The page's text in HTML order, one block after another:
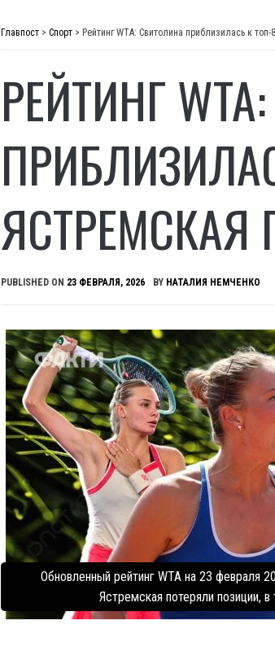
Главпост > Спорт > Рейтинг WTA: Свитолина приблизилась к
РЕЙТИНГ
ЯСТРЕМСКАЯ
PUBLISHED ON 23 ФЕВРАЛЯ, 2026 BY НАТАЛИЯ НЕМЧЕНКО
Обновленный рейтинг WTA на 23 февраля
Ястремская потеряли позиции,